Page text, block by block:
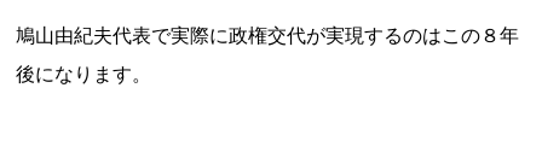
鳩山由紀夫代表で実際に政権交代が実現するのはこの８年
後になります。